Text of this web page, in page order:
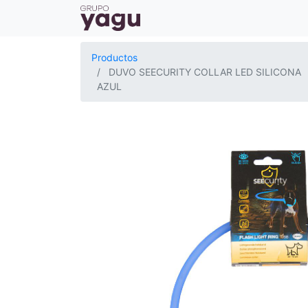
Productos
DUVO SEECURITY COLLAR LED SILICONA
AZUL